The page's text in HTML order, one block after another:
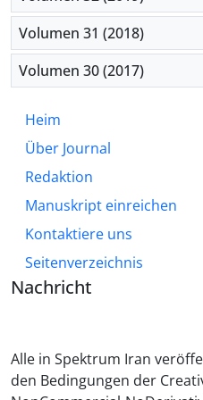
Bewahrung iranischer
ist, damit KI die
menschlicher
untergraben.
Volumen 31 (2018)
Volumen 30 (2017)
Heim
Über Journal
Redaktion
Manuskript einreichen
Kontaktiere uns
Seitenverzeichnis
Nachricht
Alle in Spektrum Iran
den Bedingungen der